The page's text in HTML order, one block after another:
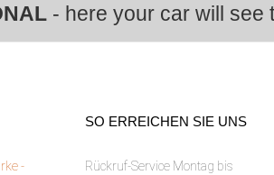
- here your car will see
-
SO ERREICHEN SIE UNS
Rückruf-Service Montag bis